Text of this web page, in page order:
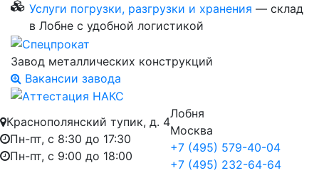
Услуги погрузки, разгрузки и хранения — склад
в Лобне с удобной логистикой
Завод металлических конструкций
Вакансии завода
Краснополянский тупик, д. 4
Пн-пт, с 8:30 до 17:30
Пн-пт, с 9:00 до 18:00
Лобня
Москва
+7 (495) 579-40-04
+7 (495) 232-64-64